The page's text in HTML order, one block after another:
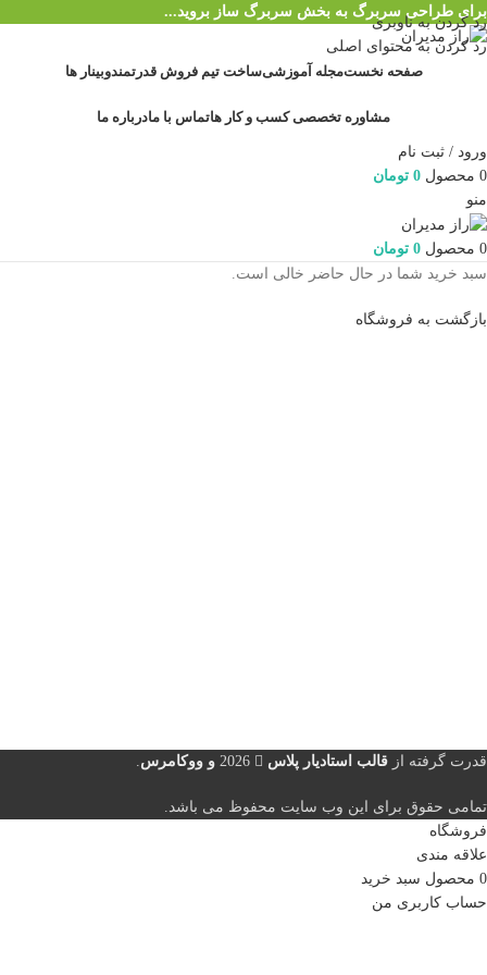
رد کردن به ناوبری
رد کردن به محتوای اصلی
برای طراحی سربرگ به بخش سربرگ ساز بروید...
صفحه نخستمجله آموزشیساخت تیم فروش قدرتمندوبینار ها
مشاوره تخصصی کسب و کار هاتماس با مادرباره ما
ورود / ثبت نام
0 محصول 0 تومان
منو
0 محصول 0 تومان
سبد خرید شما در حال حاضر خالی است.
بازگشت به فروشگاه
قدرت گرفته از قالب استادیار پلاس و ووکامرس
تمامی حقوق برای این وب سایت محفوظ می باشد.
فروشگاه
علاقه مندی
0 محصول سبد خرید
حساب کاربری من